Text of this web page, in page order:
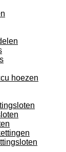
hoezen